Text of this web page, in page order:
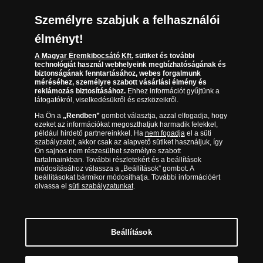
Társaságunkról
Az érmék és érmek ára és értéke
Gyakran ismételt kérdések
Adatkezelés
(díjmentesen hívható hétfőtől csütörtökig 9.00 és 17.00
óra között, péntekenként 9.00 és 15.00 óra között)
Magyar Éremkibocsátó Kft. 1134 Budapest, Váci út 33. Cégjegyzékszám: 01-09-
Bláthy Ottó utca 3-5.) engedélyéhez kötött tevékenységet folytat. Kereskedelmi
© Copyright 2026 - Magyar Éremkibocsátó Kft.
Személyre szabjuk a felhasználói
élményt!
A Magyar Éremkibocsátó Kft.sütiket és további
technológiát használ webhelyeink megbízhatóságának és
biztonságának fenntartásához, webes forgalmunk
méréséhez, személyre szabott vásárlási élmény és
reklámozás biztosításához.Ehhez információt gyűjtünk a
látogatókról, viselkedésükről és eszközeikről.
Ha Ön a „Rendben”gombot választja, azzal elfogadja, hogy
ezeket az információkat megoszthatjuk harmadik felekkel,
például hirdető partnereinkkel. Ha nem fogadjael a süti
szabályzatot, akkor csak az alapvető sütiket használjuk, így
Ön sajnos nem részesülhet személyre szabott
tartalmainkban. További részletekért és a beállítások
módosításához válassza a „Beállítások” gombot. A
beállításokat bármikor módosíthatja. További információért
olvassa el süti szabályzatunkat.
Beállítások